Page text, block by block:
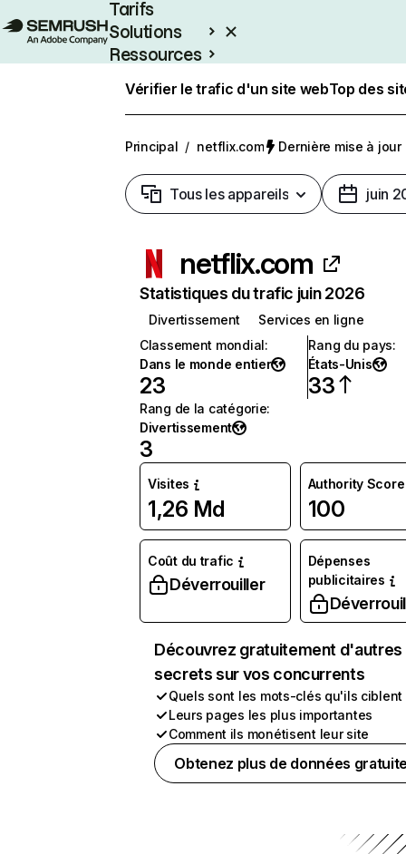
Tarifs
Solutions
Ressources
Vérifier le trafic d'un site webTop des
Principal / netflix.com Dernière mise à jour
Tous les appareils juin
netflix.com
Statistiques du trafic juin 2026
Divertissement
Services en ligne
Classement mondial:
Dans le monde entier
23
Rang du pays:
États-Unis
33
Rang de la catégorie:
Divertissement
3
Visites
1,26 Md
Authority Score
100
Coût du trafic
Déverrouiller
Dépenses
publicitaires
Découvrez gratuitement d'autres
secrets sur vos concurrents
Quels sont les mots-clés qu'ils ciblent
Leurs pages les plus importantes
Comment ils monétisent leur site
Obtenez plus de données